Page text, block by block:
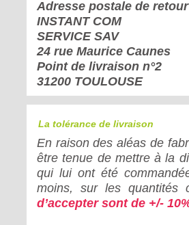
Adresse postale de
INSTANT COM
SERVICE SAV
24 rue Maurice Caunes
Point de livraison n°2
31200 TOULOUSE
La tolérance de livraison
En raison des aléas de
être tenue de mettre à la
qui lui ont été
moins, sur les quantités
d’accepter sont de +/-